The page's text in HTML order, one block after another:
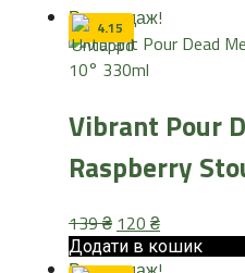
Розпродаж!
4.15
Vibrant Pour
Raspberry
139₴ Оригінальна
ціна:
120 ₴Поточна
ціна:
Додати в кошик